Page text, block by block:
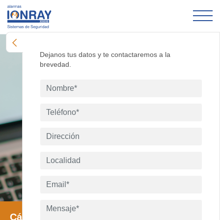
Cámaras
Dejanos tus datos y te contactaremos a la
brevedad.